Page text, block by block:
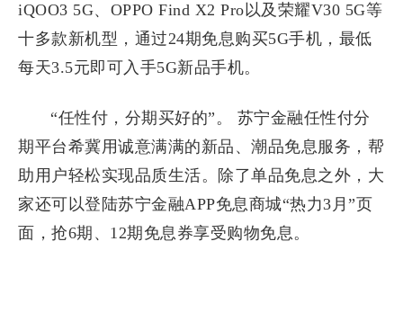
iQOO3 5G、OPPO Find X2 Pro以及荣耀V30 5G等
十多款新机型，通过24期免息购买5G手机，最低
每天3.5元即可入手5G新品手机。
“任性付，分期买好的”。 苏宁金融任性付分
期平台希冀用诚意满满的新品、潮品免息服务，帮
助用户轻松实现品质生活。除了单品免息之外，大
家还可以登陆苏宁金融APP免息商城“热力3月”页
面，抢6期、12期免息券享受购物免息。